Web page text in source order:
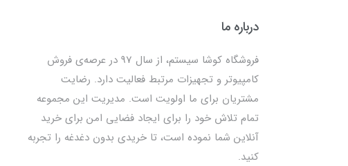
درباره ما
فروشگاه کوشا سیستم، از سال 97 در عرصه‌ی فروش
کامپیوتر و تجهیزات مرتبط فعالیت دارد. رضایت
مشتریان برای ما اولویت است. مدیریت این مجموعه
تمام تلاش خود را برای ایجاد فضایی امن برای خرید
آنلاین شما نموده است، تا خریدی بدون دغدغه را تجربه
کنید.